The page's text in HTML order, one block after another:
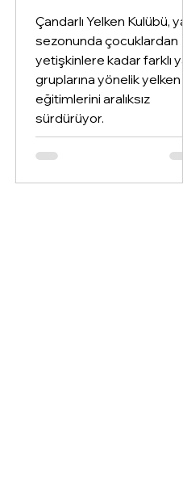
Çandarlı Yelken Kulübü,
sezonunda çocuklardan
yetişkinlere kadar farklı
gruplarına yönelik yelken
eğitimlerini aralıksız
sürdürüyor.